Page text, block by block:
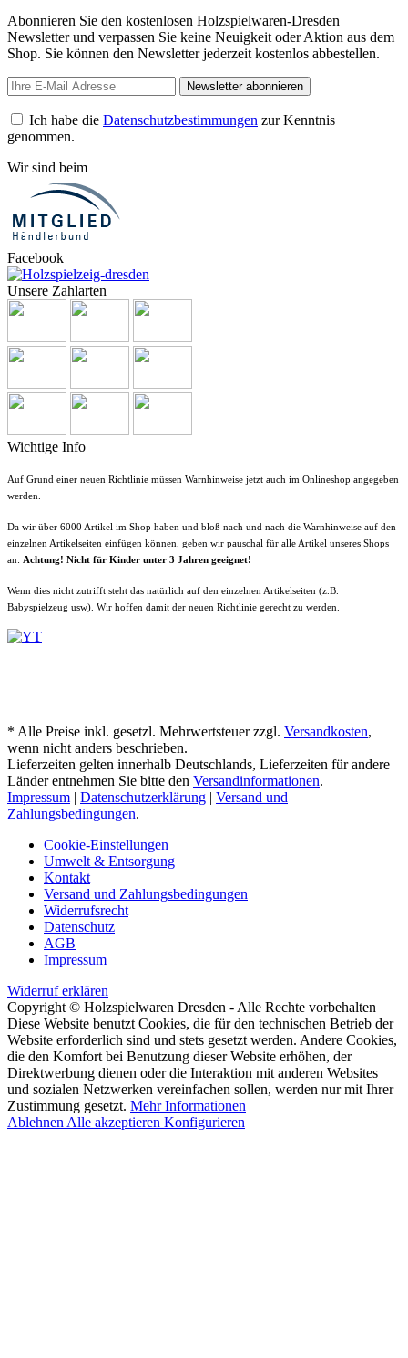
Abonnieren Sie den kostenlosen Holzspielwaren-Dresden
Newsletter und verpassen Sie keine Neuigkeit oder Aktion aus dem
Shop. Sie können den Newsletter jederzeit kostenlos abbestellen.
Newsletter abonnieren
Ich habe die Datenschutzbestimmungen zur Kenntnis
genommen.
Wir sind beim
Facebook
Unsere Zahlarten
Wichtige Info
Auf Grund einer neuen Richtlinie müssen Warnhinweise jetzt auch im Onlineshop angegeben
werden.
Da wir über 6000 Artikel im Shop haben und bloß nach und nach die Warnhinweise auf den
einzelnen Artikelseiten einfügen können, geben wir pauschal für alle Artikel unseres Shops
an: Achtung! Nicht für Kinder unter 3 Jahren geeignet!
Wenn dies nicht zutrifft steht das natürlich auf den einzelnen Artikelseiten (z.B.
Babyspielzeug usw). Wir hoffen damit der neuen Richtlinie gerecht zu werden.
Länder entnehmen Sie bitte denVersandinformationen.
Impressum|Datenschutzerklärung
Zahlungsbedingungen.
Cookie-Einstellungen
Umwelt & Entsorgung
Versand und Zahlungsbedingungen
Widerrufsrecht
Datenschutz
AGB
Impressum
Widerruf erklären
Copyright © Holzspielwaren Dresden - Alle Rechte vorbehalten
Website erforderlich sind und stets gesetzt werden. Andere Cookies,
die den Komfort bei Benutzung dieser Website erhöhen, der
Direktwerbung dienen oder die Interaktion mit anderen Websites
und sozialen Netzwerken vereinfachen sollen, werden nur mit Ihrer
Zustimmung gesetzt.Mehr Informationen
AblehnenAlle akzeptierenKonfigurieren